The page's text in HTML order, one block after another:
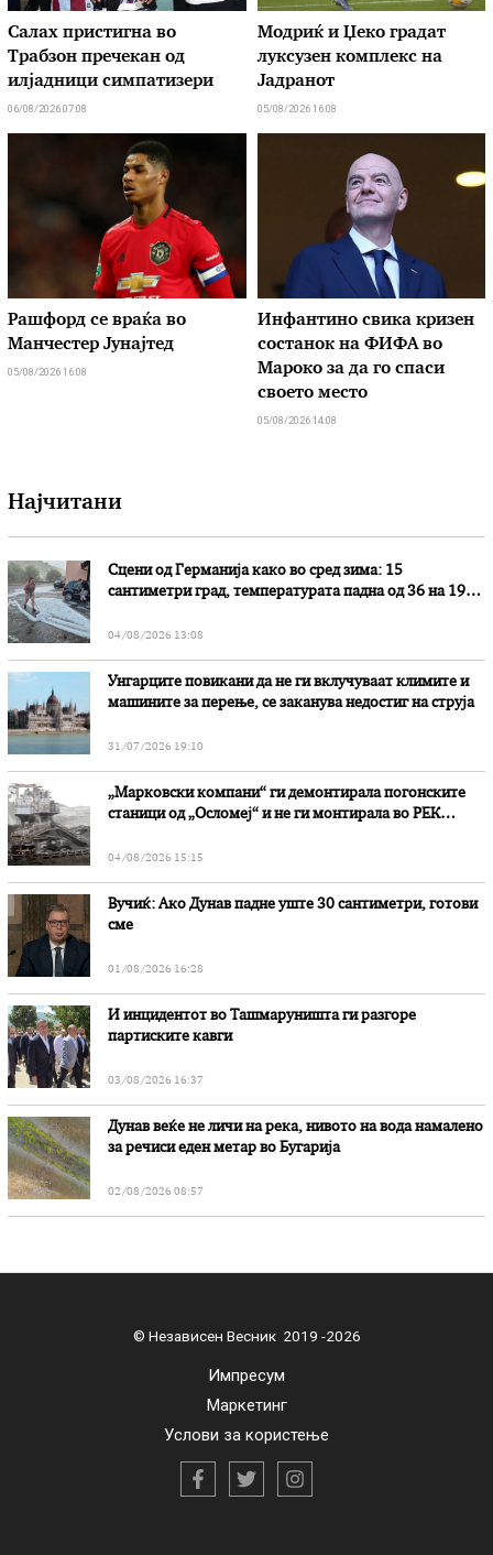
Салах пристигна во
Трабзон пречекан од
илјадници симпатизери
06/08/2026 07:08
Модриќ и Џеко градат
луксузен комплекс на
Јадранот
05/08/2026 16:08
Рашфорд се враќа во
Манчестер Јунајтед
05/08/2026 16:08
Инфантино свика кризен
состанок на ФИФА во
Мароко за да го спаси
своето место
05/08/2026 14:08
Најчитани
Сцени од Германија како во сред зима: 15
сантиметри град, температурата падна од 36 на 19
04/08/2026 13:08
Унгарците повикани да не ги вклучуваат климите и
машините за перење, се заканува недостиг на струја
31/07/2026 19:10
„Марковски компани“ ги демонтирала погонските
станици од „Осломеј“ и не ги монтирала во РЕК
04/08/2026 15:15
Вучиќ: Ако Дунав падне уште 30 сантиметри, готови
сме
01/08/2026 16:28
И инцидентот во Ташмаруништa ги разгоре
партиските кавги
03/08/2026 16:37
Дунав веќе не личи на река, нивото на вода намалено
за речиси еден метар во Бугарија
02/08/2026 08:57
© Независен Весник 2019 -2026
Импресум
Маркетинг
Услови за користење